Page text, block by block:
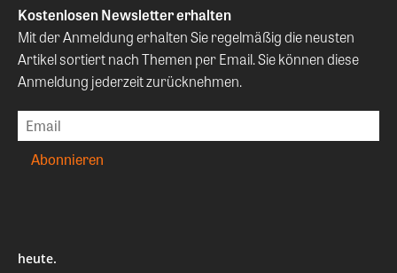
Kostenlosen Newsletter erhalten
Mit der Anmeldung erhalten Sie regelmäßig die neusten
Artikel sortiert nach Themen per Email. Sie können diese
Anmeldung jederzeit zurücknehmen.
heute.